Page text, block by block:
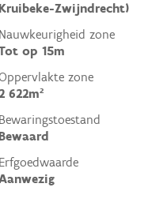
Kruibeke-Zwijndrecht)
Nauwkeurigheid zone
op 15m
zone
622m²
Bewaringstoestand
Bewaard
Erfgoedwaarde